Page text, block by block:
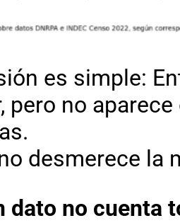
es simple:
pero no
desmerece la
dato no cuenta